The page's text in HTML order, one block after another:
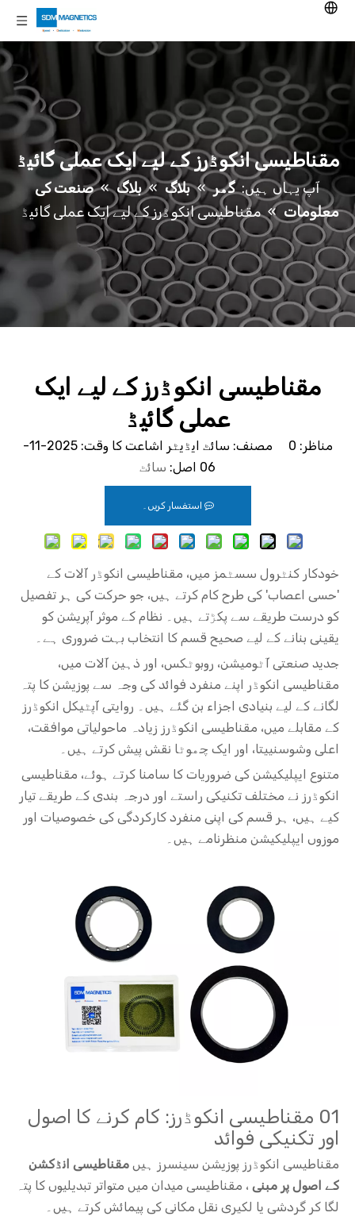
مقناطیسی انکوڈرز کے لیے ایک عملی گائیڈ
آپ یہاں ہیں: گھر » بلاگ » بلاگ » صنعت کی
معلومات » مقناطیسی انکوڈرز کے لیے ایک عملی گائیڈ
مقناطیسی انکوڈرز کے لیے ایک
عملی گائیڈ
مناظر: 0
مصنف: سائٹ ایڈیٹر اشاعت کا وقت: 2025-11-
06 اصل:
سائٹ
استفسار کریں۔
خودکار کنٹرول سسٹمز میں، مقناطیسی انکوڈر آلات کے
'حسی اعصاب' کی طرح کام کرتے ہیں، جو حرکت کی ہر تفصیل
کو درست طریقے سے پکڑتے ہیں۔ نظام کے موثر آپریشن کو
یقینی بنانے کے لیے صحیح قسم کا انتخاب بہت ضروری ہے۔
جدید صنعتی آٹومیشن، روبوٹکس، اور ذہین آلات میں،
مقناطیسی انکوڈر اپنے منفرد فوائد کی وجہ سے پوزیشن کا پتہ
لگانے کے لیے بنیادی اجزاء بن گئے ہیں۔ روایتی آپٹیکل انکوڈرز
کے مقابلے میں، مقناطیسی انکوڈرز زیادہ ماحولیاتی موافقت،
اعلی وشوسنییتا، اور ایک چھوٹا نقش پیش کرتے ہیں۔
متنوع ایپلیکیشن کی ضروریات کا سامنا کرتے ہوئے، مقناطیسی
انکوڈرز نے مختلف تکنیکی راستے اور درجہ بندی کے طریقے تیار
کیے ہیں، ہر قسم کی اپنی منفرد کارکردگی کی خصوصیات اور
موزوں ایپلیکیشن منظرنامے ہیں۔
01 مقناطیسی انکوڈرز: کام کرنے کا اصول
اور تکنیکی فوائد
مقناطیسی انکوڈرز پوزیشن سینسرز ہیں مقناطیسی انڈکشن
کے اصول پر مبنی ، مقناطیسی میدان میں متواتر تبدیلیوں کا پتہ
لگا کر گردشی یا لکیری نقل مکانی کی پیمائش کرتے ہیں۔